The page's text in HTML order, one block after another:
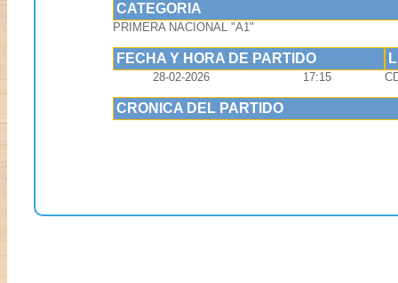
CATEGORIA
PRIMERA NACIONAL "A1"
FECHA Y HORA DE PARTIDO
28-02-2026 17:15
CRONICA DEL PARTIDO